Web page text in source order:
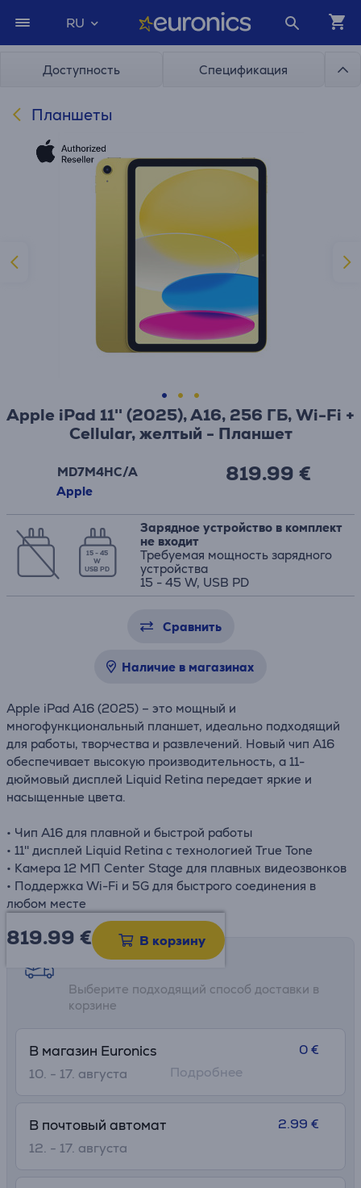
RU
Доступность Спецификация
Планшеты
Apple iPad 11'' (2025), A16, 256 ГБ, Wi-Fi +
Cellular, желтый - Планшет
MD7M4HC/A
Apple
819.99 €
15 - 45
W
USB PD
Зарядное устройство в комплект
не входит
Требуемая мощность зарядного
устройства
15 - 45 W, USB PD
Сравнить
Наличие в магазинах
Apple iPad A16 (2025) – это мощный и
многофункциональный планшет, идеально подходящий
для работы, творчества и развлечений. Новый чип A16
обеспечивает высокую производительность, а 11-
дюймовый дисплей Liquid Retina передает яркие и
насыщенные цвета.
• Чип A16 для плавной и быстрой работы
• 11'' дисплей Liquid Retina с технологией True Tone
• Камера 12 МП Center Stage для плавных видеозвонков
• Поддержка Wi-Fi и 5G для быстрого соединения в
любом месте
819.99 € В корзину
Возможности доставки
Выберите подходящий способ доставки в
корзине
В магазин Euronics
10. - 17. августа
0 €
Подробнее
В почтовый автомат
12. - 17. августа
2.99 €